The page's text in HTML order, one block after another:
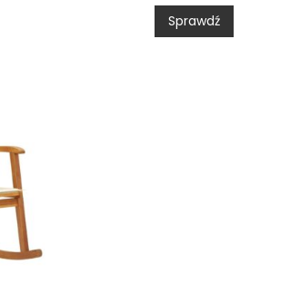
0
o
u
t
Sprawdź